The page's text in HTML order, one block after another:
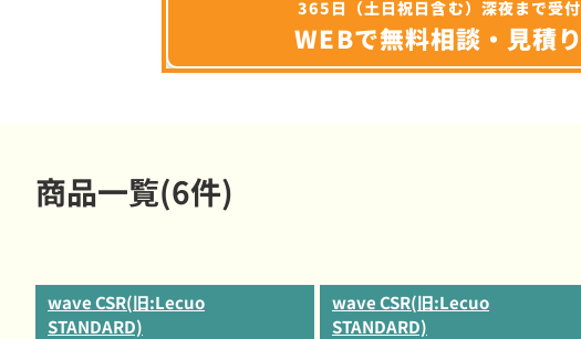
365日（土日祝日含む）深夜まで受付
WEBで無料相談・見積り
商品一覧(6件)
wave CSR(旧:Lecuo
STANDARD)
wave CSR(旧:Lecuo
STANDARD)